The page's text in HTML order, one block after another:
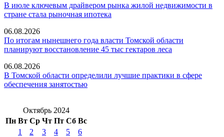
В июле ключевым драйвером рынка жилой недвижимости в
стране стала рыночная ипотека
06.08.2026
По итогам нынешнего года власти Томской области
планируют восстановление 45 тыс гектаров леса
06.08.2026
В Томской области определили лучшие практики в сфере
обеспечения занятостью
Октябрь 2024
Пн Вт Ср Чт Пт Сб Вс
1 2 3 4 5
6